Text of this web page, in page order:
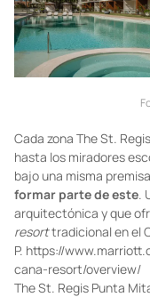
Cada zona The St.
hasta los miradores
bajo una misma
formar parte de este.
arquitectónica y que
resorttradicional en el
P. https://
cana-resort/overview/
The St. Regis Punta